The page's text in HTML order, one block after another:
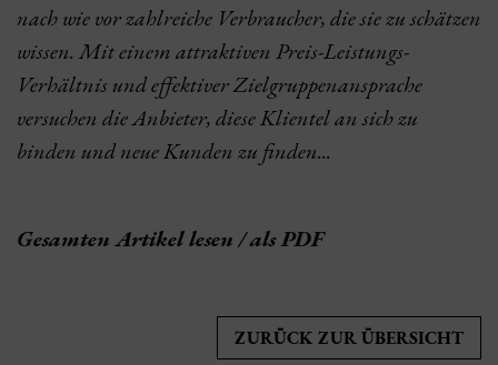
nach wie vor zahlreiche Verbraucher, die sie zu schätzen
wissen. Mit einem attraktiven Preis-Leistungs-
Verhältnis und effektiver Zielgruppenansprache
versuchen die Anbieter, diese Klientel an sich zu
binden und neue Kunden zu finden...
Gesamten Artikel lesen / als PDF
ZURÜCK ZUR ÜBERSICHT